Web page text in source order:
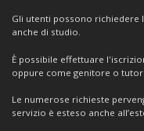
Gli utenti possono richiedere
anche di studio.
È possibile effettuare
oppure come genitore o
Le numerose richieste
servizio è esteso anche